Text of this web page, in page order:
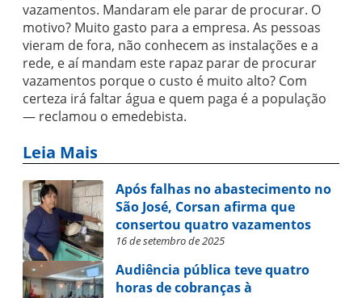
vazamentos. Mandaram ele parar de procurar. O
motivo? Muito gasto para a empresa. As pessoas
vieram de fora, não conhecem as instalações e a
rede, e aí mandam este rapaz parar de procurar
vazamentos porque o custo é muito alto? Com
certeza irá faltar água e quem paga é a população
— reclamou o emedebista.
Leia Mais
Após falhas no abastecimento no
São José, Corsan afirma que
consertou quatro vazamentos
16 de setembro de 2025
Audiência pública teve quatro
horas de cobranças à